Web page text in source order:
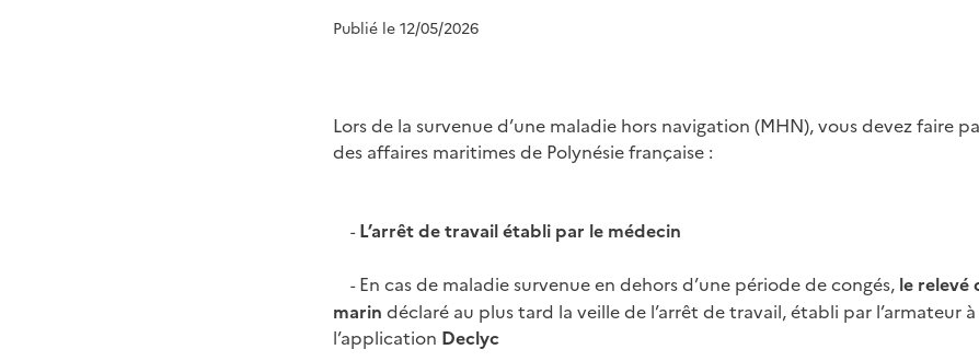
Publié le 12/05/2026
Lors de la survenue d’une maladie hors navigation (MHN), vous devez faire
des affaires maritimes de Polynésie française :
- L’arrêt de travail établi par le médecin
-En cas de maladie survenue en dehors d’une période de congés, le relevé
marin déclaré au plus tard la veille de l’arrêt de travail, établi par l’armateur
l’application Declyc